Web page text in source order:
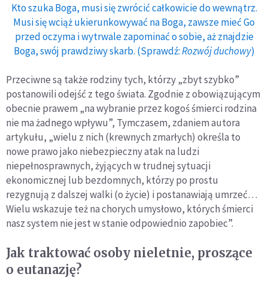
Kto szuka Boga, musi się zwrócić całkowicie do wewnątrz.
Musi się wciąż ukierunkowywać na Boga, zawsze mieć Go
przed oczyma i wytrwale zapominać o sobie, aż znajdzie
Boga, swój prawdziwy skarb. (Sprawdź:Rozwój duchowy)
Przeciwne są także rodziny tych, którzy „zbyt szybko”
postanowili odejść z tego świata. Zgodnie z obowiązującym
obecnie prawem „na wybranie przez kogoś śmierci rodzina
nie ma żadnego wpływu”, Tymczasem, zdaniem autora
artykułu, „wielu z nich (krewnych zmarłych) określa to
nowe prawo jako niebezpieczny atak na ludzi
niepełnosprawnych, żyjących w trudnej sytuacji
ekonomicznej lub bezdomnych, którzy po prostu
rezygnują z dalszej walki (o życie) i postanawiają umrzeć…
Wielu wskazuje też na chorych umysłowo, których śmierci
nasz system nie jest w stanie odpowiednio zapobiec”.
Jak traktować osoby nieletnie, proszące
o eutanazję?